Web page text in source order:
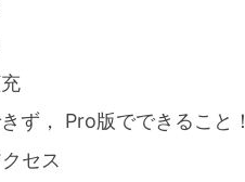
ず， Pro版でできること！
セス